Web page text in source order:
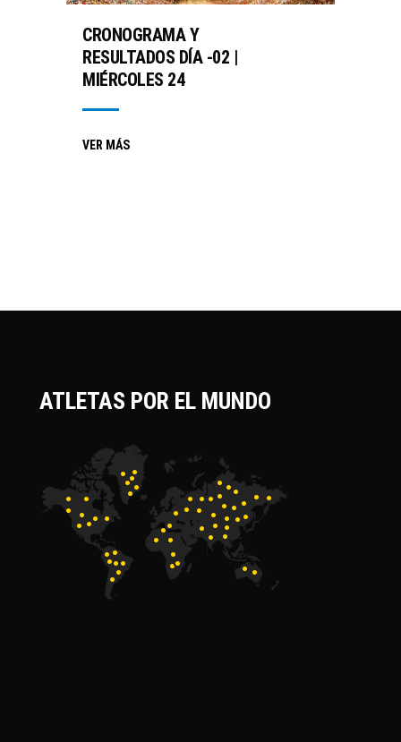
CRONOGRAMA Y
RESULTADOS DÍA -02 |
MIÉRCOLES 24
VER MÁS
ATLETAS POR EL MUNDO